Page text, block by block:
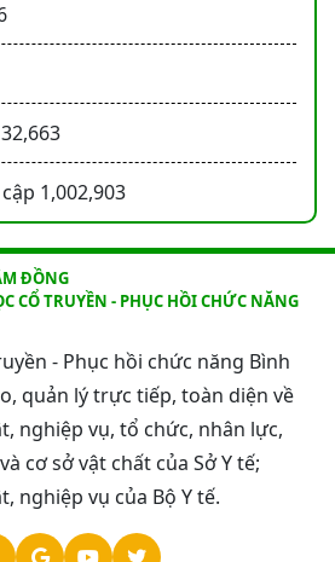
32,663
1,002,903
ĐỒNG
CỔ TRUYỀN - PHỤC HỒI CHỨC NĂNG
- Phục hồi chức năng Bình
quản lý trực tiếp, toàn diện về
nghiệp vụ, tổ chức, nhân lực,
cơ sở vật chất của Sở Y tế;
nghiệp vụ của Bộ Y tế.